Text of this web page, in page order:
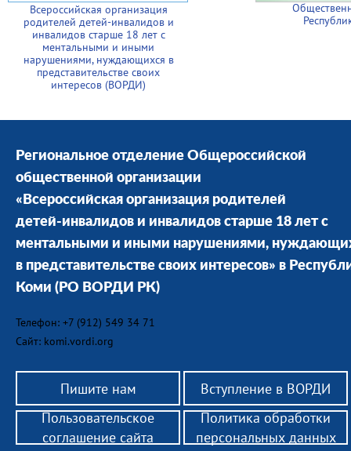
Всероссийская организация
родителей детей-инвалидов и
инвалидов старше 18 лет с
ментальными и иными
нарушениями, нуждающихся в
представительстве своих
интересов (ВОРДИ)
Региональное отделение Общероссийской
общественной организации
«Всероссийская организация родителей
детей-инвалидов и инвалидов старше 18 лет с
ментальными и иными нарушениями,
в представительстве своих интересов» в
Коми (РО ВОРДИ РК)
Телефон: +7 (912) 549 34 71
Сайт: komi.vordi.org
Пишите нам Вступление в ВОРДИ
Пользовательское
соглашение сайта
Политика обработки
персональных данных